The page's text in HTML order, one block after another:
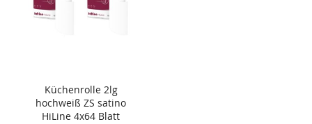
Küchenrolle 2lg
hochweiß ZS satino
HiLine 4x64 Blatt